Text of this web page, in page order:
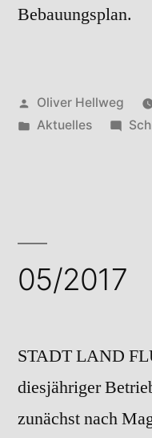
Bebauungsplan.
Veröffentlicht
von
Oliver Hellweg
Veröffentlicht
Aktuelles
05/2017
STADT LAND
diesjähriger
zunächst nach